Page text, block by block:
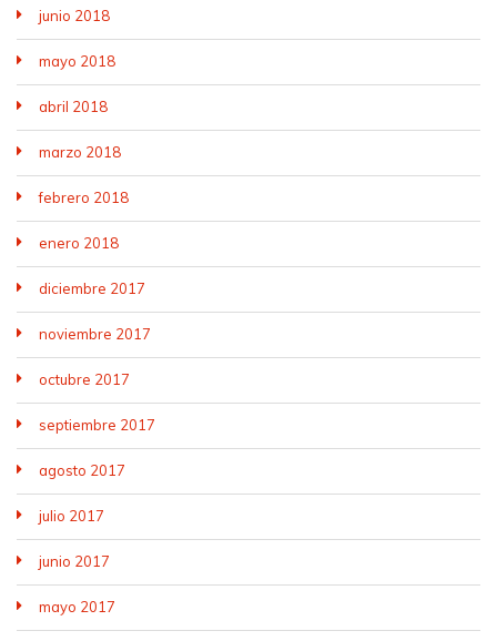
junio 2018
mayo 2018
abril 2018
marzo 2018
febrero 2018
enero 2018
diciembre 2017
noviembre 2017
octubre 2017
septiembre 2017
agosto 2017
julio 2017
junio 2017
mayo 2017